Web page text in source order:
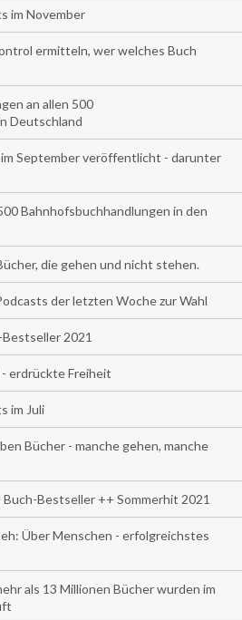
im November
ermitteln, wer welches Buch
an allen 500
Deutschland
September veröffentlicht - darunter
Bahnhofsbuchhandlungen in den
die gehen und nicht stehen.
der letzten Woche zur Wahl
2021
erdrückte Freiheit
im Juli
Bücher - manche gehen, manche
Bestseller ++ Sommerhit 2021
Über Menschen - erfolgreichstes
als 13 Millionen Bücher wurden im